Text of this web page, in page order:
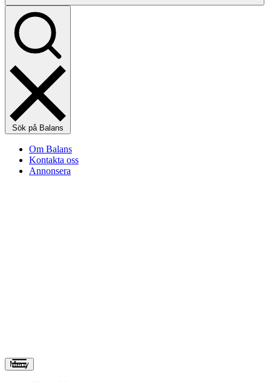
Sök på Balans
Om Balans
Kontakta oss
Annonsera
Meny